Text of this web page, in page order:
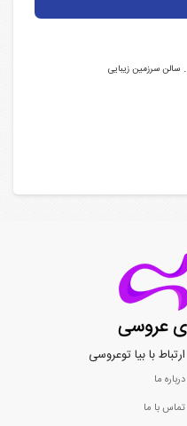
. سالن سرزمین زیبایی
ارتباط با بیا توعروسی
درباره ما
تماس با ما